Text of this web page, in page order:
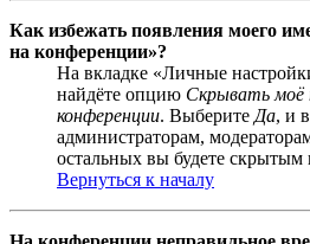
Как избежать появления моего
на конференции»?
На вкладке «Личные
найдёте опцию Скрывать моё
конференции. Выберите Да, и
администраторам,
остальных вы будете скрытым
Вернуться к началу